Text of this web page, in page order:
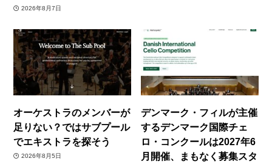
2026年8月7日
オーケストラのメンバーが
足りない？ではサブプール
でエキストラを探そう
2026年8月5日
デンマーク・フィルが主催
するデンマーク国際チェ
ロ・コンクールは2027年6
月開催、まもなく募集スタ